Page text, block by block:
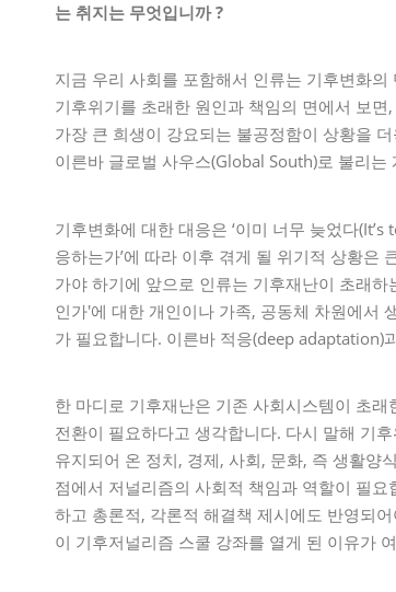
는 취지는 무엇입니까?
지금 우리 사회를 포함해서 인류는 기후변화
기후위기를 초래한 원인과 책임의 면에서 보
가장 큰 희생이 강요되는 불공정함이 상황을
이른바 글로벌 사우스(Global South)로 불리
기후변화에 대한 대응은 ‘이미 너무 늦었다
응하는가’에 따라 이후 겪게 될 위기적 상황은
가야 하기에 앞으로 인류는 기후재난이 초래
인가'에 대한 개인이나 가족, 공동체 차원에서
가 필요합니다. 이른바 적응(deep
한 마디로 기후재난은 기존 사회시스템이 초
전환이 필요하다고 생각합니다. 다시 말해 기
유지되어 온 정치, 경제, 사회, 문화, 즉 생활양
점에서 저널리즘의 사회적 책임과 역할이 필
하고 총론적, 각론적 해결책 제시에도 반영되
이 기후저널리즘 스쿨 강좌를 열게 된 이유가